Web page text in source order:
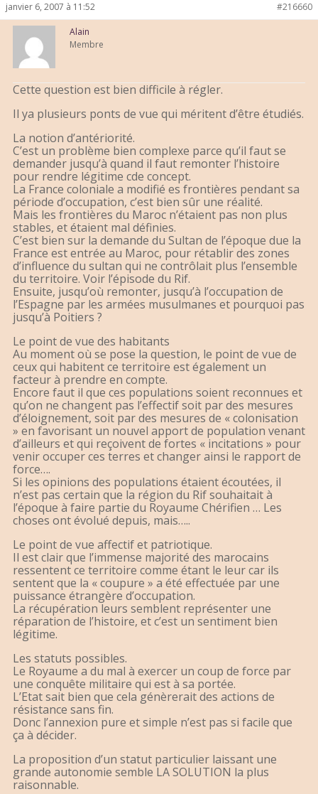
janvier 6, 2007 à 11:52 #216660
Alain
Membre
Cette question est bien difficile à régler.
Il ya plusieurs ponts de vue qui méritent d’être étudiés.
La notion d’antériorité.
C’est un problème bien complexe parce qu’il faut se
demander jusqu’à quand il faut remonter l’histoire
pour rendre légitime cde concept.
La France coloniale a modifié es frontières pendant sa
période d’occupation, c’est bien sûr une réalité.
Mais les frontières du Maroc n’étaient pas non plus
stables, et étaient mal définies.
C’est bien sur la demande du Sultan de l’époque due la
France est entrée au Maroc, pour rétablir des zones
d’influence du sultan qui ne contrôlait plus l’ensemble
du territoire. Voir l’épisode du Rif.
Ensuite, jusqu’où remonter, jusqu’à l’occupation de
l’Espagne par les armées musulmanes et pourquoi pas
jusqu’à Poitiers ?
Le point de vue des habitants
Au moment où se pose la question, le point de vue de
ceux qui habitent ce territoire est également un
facteur à prendre en compte.
Encore faut il que ces populations soient reconnues et
qu’on ne changent pas l’effectif soit par des mesures
d’éloignement, soit par des mesures de « colonisation
» en favorisant un nouvel apport de population venant
d’ailleurs et qui reçoivent de fortes « incitations » pour
venir occuper ces terres et changer ainsi le rapport de
force….
Si les opinions des populations étaient écoutées, il
n’est pas certain que la région du Rif souhaitait à
l’époque à faire partie du Royaume Chérifien … Les
choses ont évolué depuis, mais…..
Le point de vue affectif et patriotique.
Il est clair que l’immense majorité des marocains
ressentent ce territoire comme étant le leur car ils
sentent que la « coupure » a été effectuée par une
puissance étrangère d’occupation.
La récupération leurs semblent représenter une
réparation de l’histoire, et c’est un sentiment bien
légitime.
Les statuts possibles.
Le Royaume a du mal à exercer un coup de force par
une conquête militaire qui est à sa portée.
L’Etat sait bien que cela génèrerait des actions de
résistance sans fin.
Donc l’annexion pure et simple n’est pas si facile que
ça à décider.
La proposition d’un statut particulier laissant une
grande autonomie semble LA SOLUTION la plus
raisonnable.